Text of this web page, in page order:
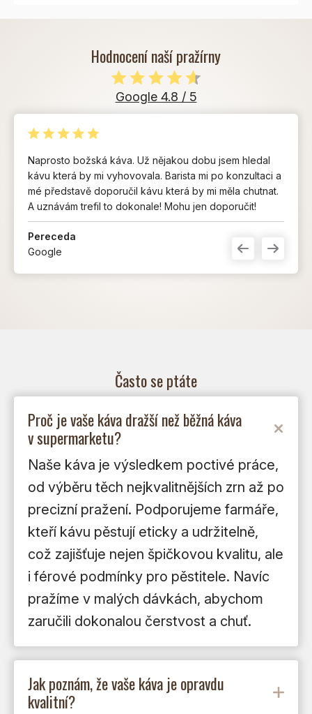
Hodnocení naší pražírny
Google 4.8 / 5
Naprosto božská káva. Už nějakou dobu jsem hledal
kávu která by mi vyhovovala. Barista mi po konzultaci a
mé představě doporučil kávu která by mi měla chutnat.
A uznávám trefil to dokonale! Mohu jen doporučit!
Pereceda
Google
Často se ptáte
Proč je vaše káva dražší než běžná káva
v supermarketu?
Naše káva je výsledkem poctivé práce,
od výběru těch nejkvalitnějších zrn až po
precizní pražení. Podporujeme farmáře,
kteří kávu pěstují eticky a udržitelně,
což zajišťuje nejen špičkovou kvalitu, ale
i férové podmínky pro pěstitele. Navíc
pražíme v malých dávkách, abychom
zaručili dokonalou čerstvost a chuť.
Jak poznám, že vaše káva je opravdu
kvalitní?